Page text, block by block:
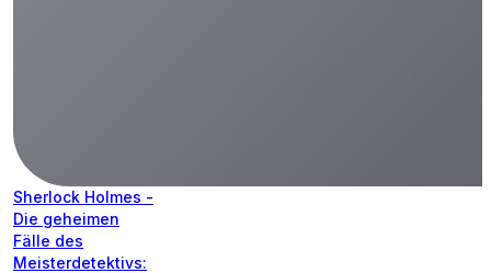
Sherlock Holmes -
Die geheimen
Fälle des
Meisterdetektivs: